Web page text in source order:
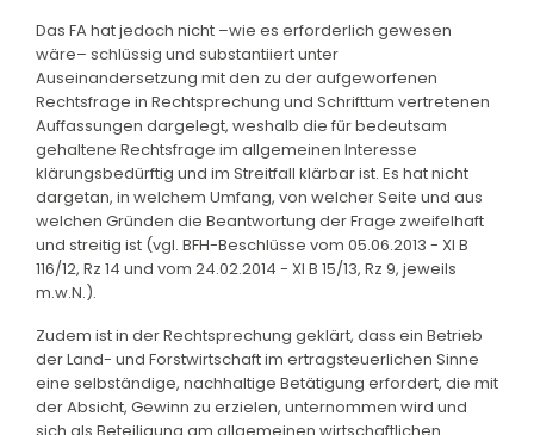
Das FA hat jedoch nicht –wie es erforderlich gewesen
wäre– schlüssig und substantiiert unter
Auseinandersetzung mit den zu der aufgeworfenen
Rechtsfrage in Rechtsprechung und Schrifttum vertretenen
Auffassungen dargelegt, weshalb die für bedeutsam
gehaltene Rechtsfrage im allgemeinen Interesse
klärungsbedürftig und im Streitfall klärbar ist. Es hat nicht
dargetan, in welchem Umfang, von welcher Seite und aus
welchen Gründen die Beantwortung der Frage zweifelhaft
und streitig ist (vgl. BFH-Beschlüsse vom 05.06.2013 - XI B
116/12, Rz 14 und vom 24.02.2014 - XI B 15/13, Rz 9, jeweils
m.w.N.).
Zudem ist in der Rechtsprechung geklärt, dass ein Betrieb
der Land- und Forstwirtschaft im ertragsteuerlichen Sinne
eine selbständige, nachhaltige Betätigung erfordert, die mit
der Absicht, Gewinn zu erzielen, unternommen wird und